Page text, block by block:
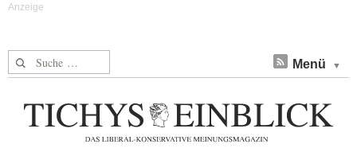
Suche nach: Menü